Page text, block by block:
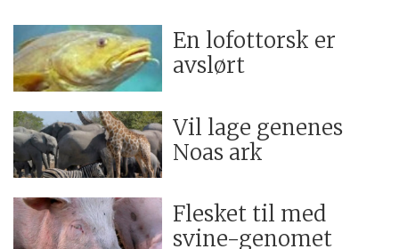
En lofottorsk er
avslørt
Vil lage genenes
Noas ark
Flesket til med
svine-genomet